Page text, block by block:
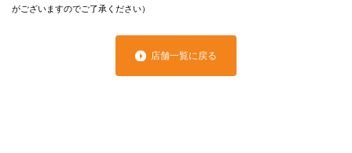
がございますのでご了承ください）
店舗一覧に戻る